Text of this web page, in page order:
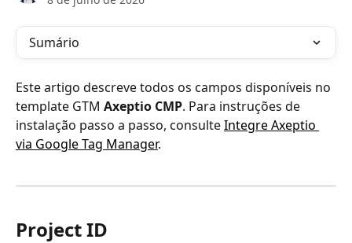
Sumário
Este artigo descreve todos os campos disponíveis no
template GTM Axeptio CMP. Para instruções de
instalação passo a passo, consulte Integre Axeptio
via Google Tag Manager.
Project ID